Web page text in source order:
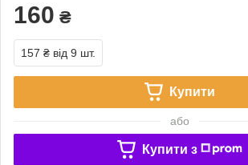
160 ₴
157 ₴ від 9 шт.
Купити
або
Купити з